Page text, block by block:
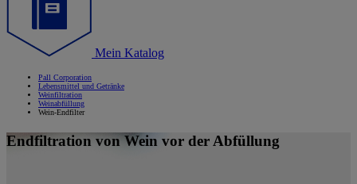
Mein Katalog
Pall Corporation
Lebensmittel und Getränke
Weinfiltration
Weinabfüllung
Wein-Endfilter
Endfiltration von Wein vor der Abfüllung